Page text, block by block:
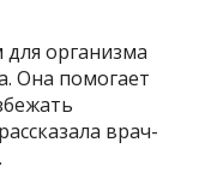
организма
Она помогает
врач-